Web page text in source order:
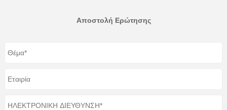
Αποστολή Ερώτησης